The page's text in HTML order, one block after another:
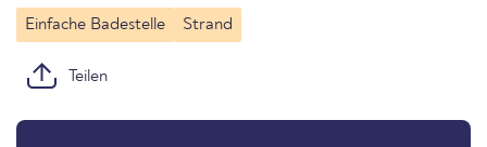
Einfache Badestelle Strand
Teilen